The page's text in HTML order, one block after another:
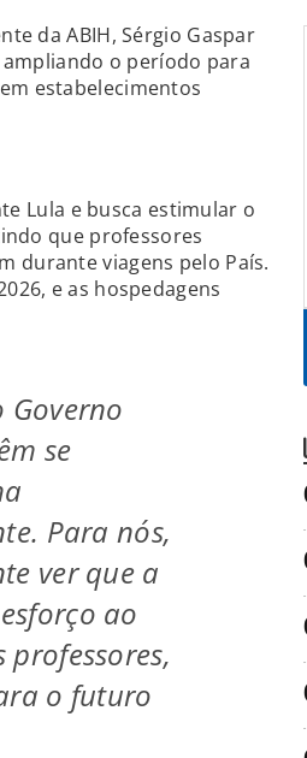
da ABIH, Sérgio Gaspar
o período para
estabelecimentos
Lula e busca estimular o
que professores
durante viagens pelo País.
e as hospedagens
Governo
se
Para nós,
ver que a
ao
o futuro